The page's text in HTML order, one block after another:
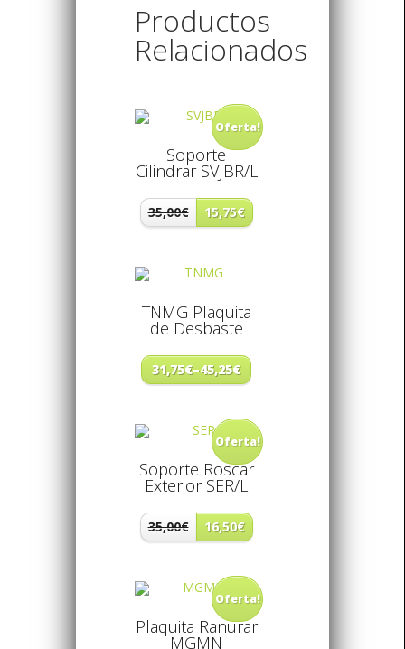
Productos
Relacionados
Oferta!
Soporte
Cilindrar SVJBR/L
35,00€ 15,75€
TNMG Plaquita
de Desbaste
31,75€–45,25€
Oferta!
Soporte Roscar
Exterior SER/L
35,00€ 16,50€
Oferta!
Plaquita Ranurar
MGMN